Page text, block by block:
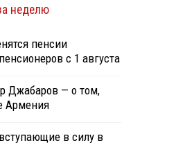
неделю
пенсии
с 1 августа
Джабаров — о том,
Армения
в силу в